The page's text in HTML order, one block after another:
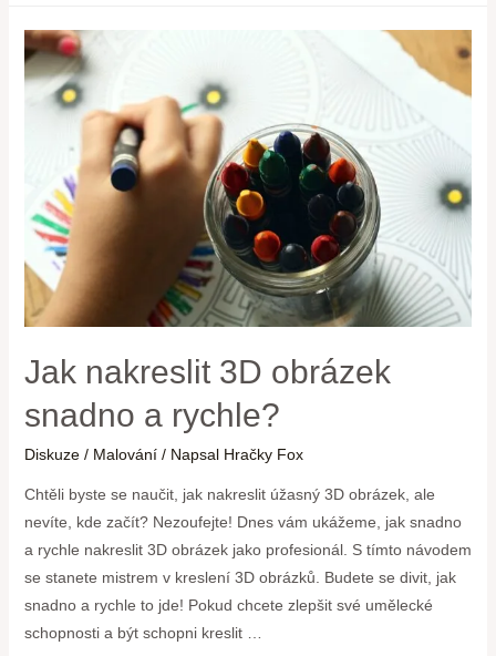
Jak nakreslit 3D obrázek
snadno a rychle?
Diskuze / Malování/ Napsal Hračky Fox
Chtěli byste se naučit, jak nakreslit úžasný 3D obrázek, ale
nevíte, kde začít? Nezoufejte! Dnes vám ukážeme, jak snadno
a rychle nakreslit 3D obrázek jako profesionál. S tímto návodem
se stanete mistrem v kreslení 3D obrázků. Budete se divit, jak
snadno a rychle to jde! Pokud chcete zlepšit své umělecké
schopnosti a být schopni kreslit …